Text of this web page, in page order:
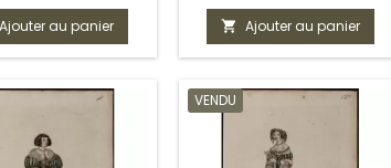
Ajouter au panier  Ajouter au panier
VENDU